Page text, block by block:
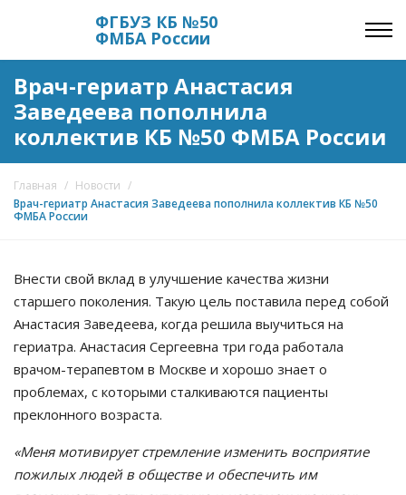
ФГБУЗ КБ №50
ФМБА России
Врач-гериатр Анастасия
Заведеева пополнила
коллектив КБ №50 ФМБА России
Главная / Новости /
Врач-гериатр Анастасия Заведеева пополнила коллектив КБ №50
ФМБА России
Внести свой вклад в улучшение качества жизни
старшего поколения. Такую цель поставила перед собой
Анастасия Заведеева, когда решила выучиться на
гериатра. Анастасия Сергеевна три года работала
врачом-терапевтом в Москве и хорошо знает о
проблемах, с которыми сталкиваются пациенты
преклонного возраста.
«Меня мотивирует стремление изменить восприятие
пожилых людей в обществе и обеспечить им